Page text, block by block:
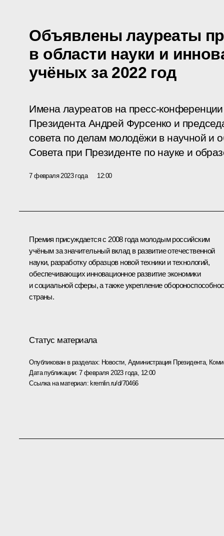
Объявлены лауреаты
в области науки и
учёных за 2022 год
Имена лауреатов на пресс-
Президента Андрей Фурсенко и
совета по делам молодёжи в научной и
Совета при Президенте по науке и
7 февраля 2023 года 12:00
Премия присуждается с 2008 года молодым российским
учёным за значительный вклад в развитие отечественной
науки, разработку образцов новой техники и технологий,
обеспечивающих инновационное развитие экономики
и социальной сферы, а также укрепление
страны.
Статус материала
Опубликован в разделах: Новости, Администрация Президента,
Дата публикации:7 февраля 2023 года, 12:00
Ссылка на материал: kremlin.ru/d/70466